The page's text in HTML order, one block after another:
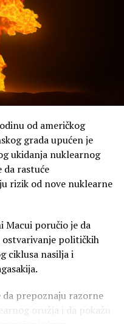
od američkog
grada upućen je
ukidanja nuklearnog
da rastuće
rizik od nove nuklearne
Macui poručio je da
ostvarivanje političkih
ciklusa nasilja i
prepoznaju razorne
oružja i da pokažu